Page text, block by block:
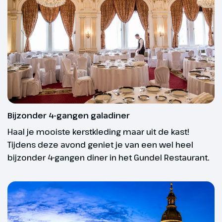
Bijzonder 4-gangen galadiner
Haal je mooiste kerstkleding maar uit de kast!
Tijdens deze avond geniet je van een wel heel
bijzonder 4-gangen diner in het Gundel Restaurant.
gezelligste winkelstraten van de
stad. Vanavond genieten we van
een heerlijk diner in het hotel.
Aansluitend is er de mogelijkheid
om deel te nemen aan een
bijzondere nachtmis in de Sint-
Stefanusbasiliek (optioneel,
gratis, bij boeking opgeven).
Hoogtepunt
Kerstmarkt in
Budapest
Optioneel
Nachtmis - Vrije
toegang
buiten onze invloedsfeer.
Bij data en prijzen zie je of deze reis vertrekgarantie
heeft.